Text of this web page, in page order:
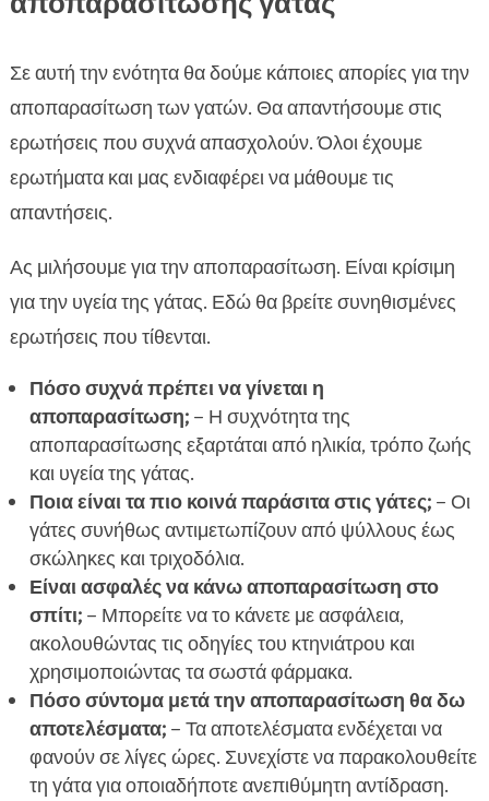
Σε αυτή την ενότητα θα δούμε κάποιες απορίες για την
αποπαρασίτωση των γατών. Θα απαντήσουμε στις
ερωτήσεις που συχνά απασχολούν. Όλοι έχουμε
ερωτήματα και μας ενδιαφέρει να μάθουμε τις
απαντήσεις.
Ας μιλήσουμε για την αποπαρασίτωση. Είναι κρίσιμη
για την υγεία της γάτας. Εδώ θα βρείτε συνηθισμένες
ερωτήσεις που τίθενται.
Πόσο συχνά πρέπει να γίνεται η
αποπαρασίτωση;– Η συχνότητα της
αποπαρασίτωσης εξαρτάται από ηλικία, τρόπο ζωής
και υγεία της γάτας.
Ποια είναι τα πιο κοινά παράσιτα στις γάτες;– Οι
γάτες συνήθως αντιμετωπίζουν από ψύλλους έως
σκώληκες και τριχοδόλια.
Είναι ασφαλές να κάνω αποπαρασίτωση στο
σπίτι;– Μπορείτε να το κάνετε με ασφάλεια,
ακολουθώντας τις οδηγίες του κτηνιάτρου και
χρησιμοποιώντας τα σωστά φάρμακα.
Πόσο σύντομα μετά την αποπαρασίτωση θα δω
αποτελέσματα;– Τα αποτελέσματα ενδέχεται να
φανούν σε λίγες ώρες. Συνεχίστε να παρακολουθείτε
τη γάτα για οποιαδήποτε ανεπιθύμητη αντίδραση.